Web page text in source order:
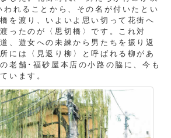
われることから、その名が付いたとい
を渡り、いよいよ思い切って花街へ
ったのが〈思切橋〉です。これ対
、遊女への未練から男たちを振り返
には〈見返り柳〉と呼ばれる柳があ
老舗･福砂屋本店の小路の脇に、今も
います。